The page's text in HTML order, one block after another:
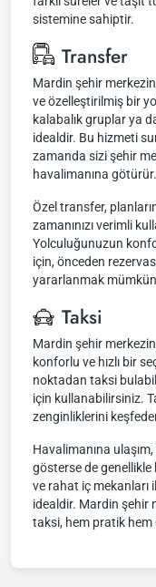
sistemine sahiptir.
Transfer
Mardin şehir
ve özelleştirilmiş bir
kalabalık gruplar ya
idealdir. Bu hizmeti
zamanda sizi şehir
havalimanına götürür.
Özel transfer,
zamanınızı verimli
Yolculuğunuzun
için, önceden
yararlanmak
Taksi
Mardin şehir
konforlu ve hızlı bir
noktadan taksi
için kullanabilirsiniz.
zenginliklerini
Havalimanına
gösterse de genellikle
ve rahat iç mekanları
idealdir. Mardin şehir
taksi, hem pratik